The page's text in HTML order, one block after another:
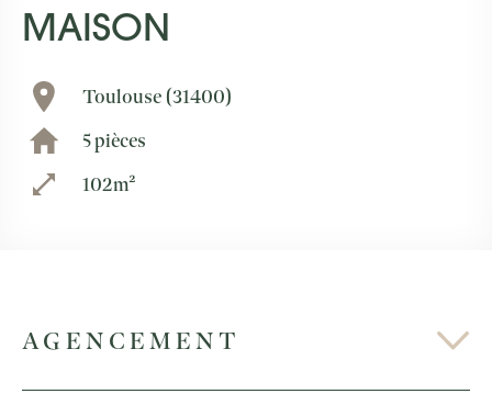
MAISON
Toulouse (31400)
5 pièces
102m²
AGENCEMENT